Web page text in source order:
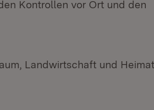
Kontrollen vor Ort und den
Landwirtschaft und Heimat